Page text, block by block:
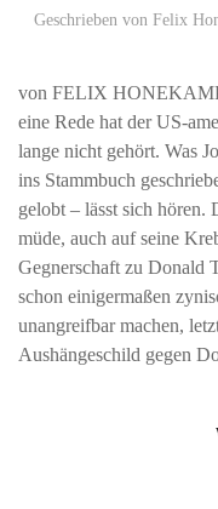
Geschrieben von Felix
von FELIX
eine Rede hat der US-
lange nicht gehört. Was
ins Stammbuch
gelobt – lässt sich hören.
müde, auch auf seine
Gegnerschaft zu Donald
schon einigermaßen
unangreifbar machen,
Aushängeschild gegen